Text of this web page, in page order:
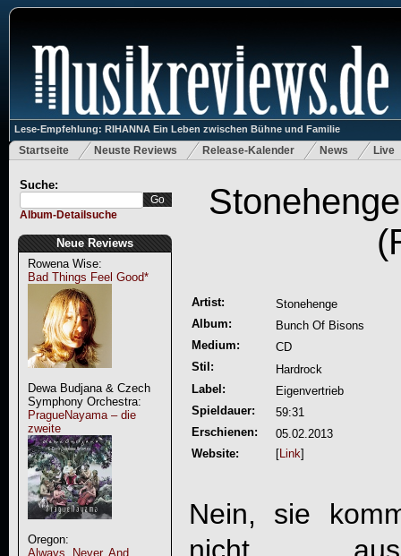
Lese-Empfehlung: RIHANNA Ein Leben zwischen Bühne und Familie
Startseite Neuste Reviews Release-Kalender News Live
Suche:
Album-Detailsuche
Neue Reviews
Rowena Wise:
Bad Things Feel Good*
Dewa Budjana & Czech
Symphony Orchestra:
PragueNayama – die
zweite
Oregon:
Always, Never, And
Artist:
Stonehenge
Album:
Bunch Of Bisons
Medium:
CD
Stil:
Hardrock
Label:
Eigenvertrieb
Spieldauer:
59:31
Erschienen:
05.02.2013
Website:
[Link]
Nein, sie
nicht aus